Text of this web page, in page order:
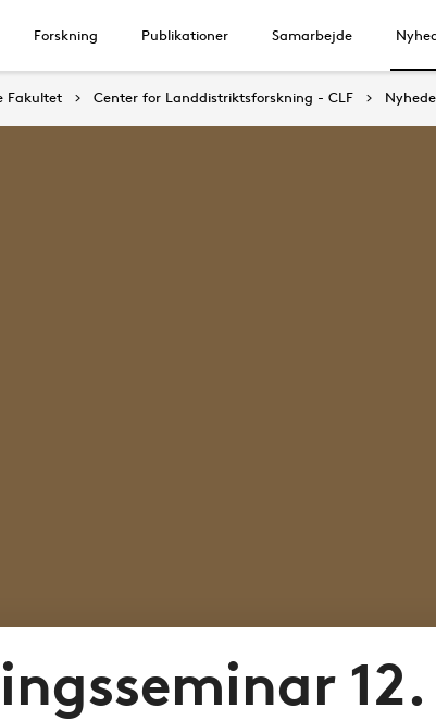
Forskning Publikationer Samarbejde
Fakultet Center for Landdistriktsforskning - CLF